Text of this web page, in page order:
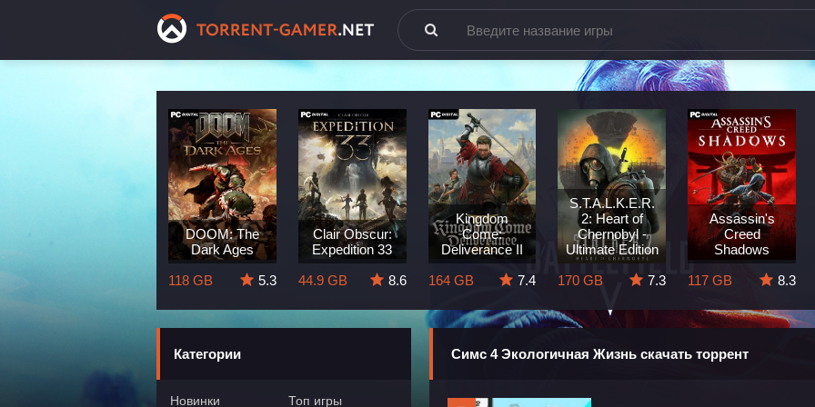
DOOM: The
Dark Ages
118 GB
5.3
Clair Obscur:
Expedition 33
44.9 GB
8.6
Kingdom
Come:
Deliverance II
164 GB
7.4
S.T.A.L.K.E.R.
2: Heart of
Chernobyl -
Ultimate Edition
170 GB
7.3
Assassin's
Creed
Shadows
117 GB
8.3
Категории
Новинки
Топ игры
Симс 4 Экологичная Жизнь скачать торрент